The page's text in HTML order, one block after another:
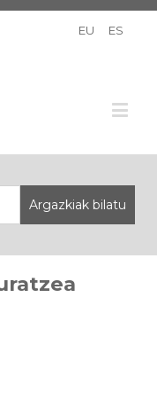
EU ES